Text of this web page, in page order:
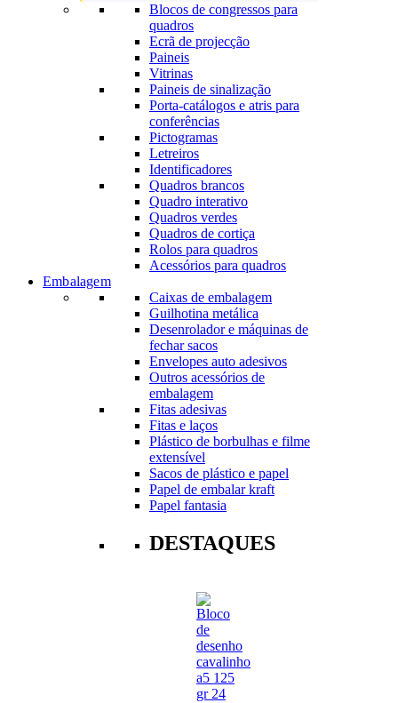
Blocos de congressos para
quadros
Ecrã de projecção
Paineis
Vitrinas
Paineis de sinalização
Porta-catálogos e atris para
conferências
Pictogramas
Letreiros
Identificadores
Quadros brancos
Quadro interativo
Quadros verdes
Quadros de cortiça
Rolos para quadros
Acessórios para quadros
Embalagem
Caixas de embalagem
Guilhotina metálica
Desenrolador e máquinas de
fechar sacos
Envelopes auto adesivos
Outros acessórios de
embalagem
Fitas adesivas
Fitas e laços
Plástico de borbulhas e filme
extensível
Sacos de plástico e papel
Papel de embalar kraft
Papel fantasia
DESTAQUES